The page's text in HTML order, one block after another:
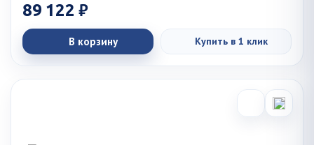
89 122 ₽
В корзину Купить в 1 клик